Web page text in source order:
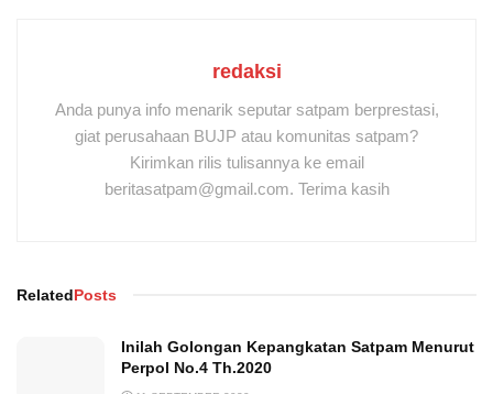
redaksi
Anda punya info menarik seputar satpam berprestasi,
giat perusahaan BUJP atau komunitas satpam?
Kirimkan rilis tulisannya ke email
beritasatpam@gmail.com. Terima kasih
RelatedPosts
Inilah Golongan Kepangkatan Satpam Menurut
Perpol No.4 Th.2020